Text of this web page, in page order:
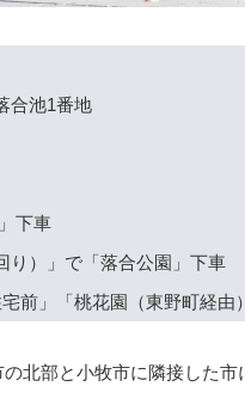
合池1番地
下車
）」で「落合公園」下車
前」「桃花園（東野町経由
北部と小牧市に隣接した市